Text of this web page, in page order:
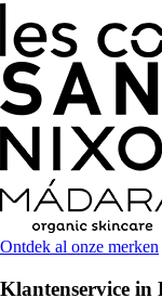
Ontdek al onze merken
Klantenservice